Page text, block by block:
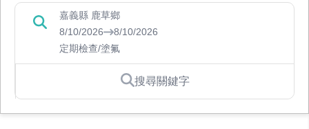
嘉義縣 鹿草鄉
8/10/2026
8/10/2026
定期檢查/塗氟
搜尋關鍵字